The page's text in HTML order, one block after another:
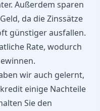
Außerdem sparen
da die Zinssätze
günstiger ausfallen.
Rate, wodurch
wir auch gelernt,
einige Nachteile
Sie den